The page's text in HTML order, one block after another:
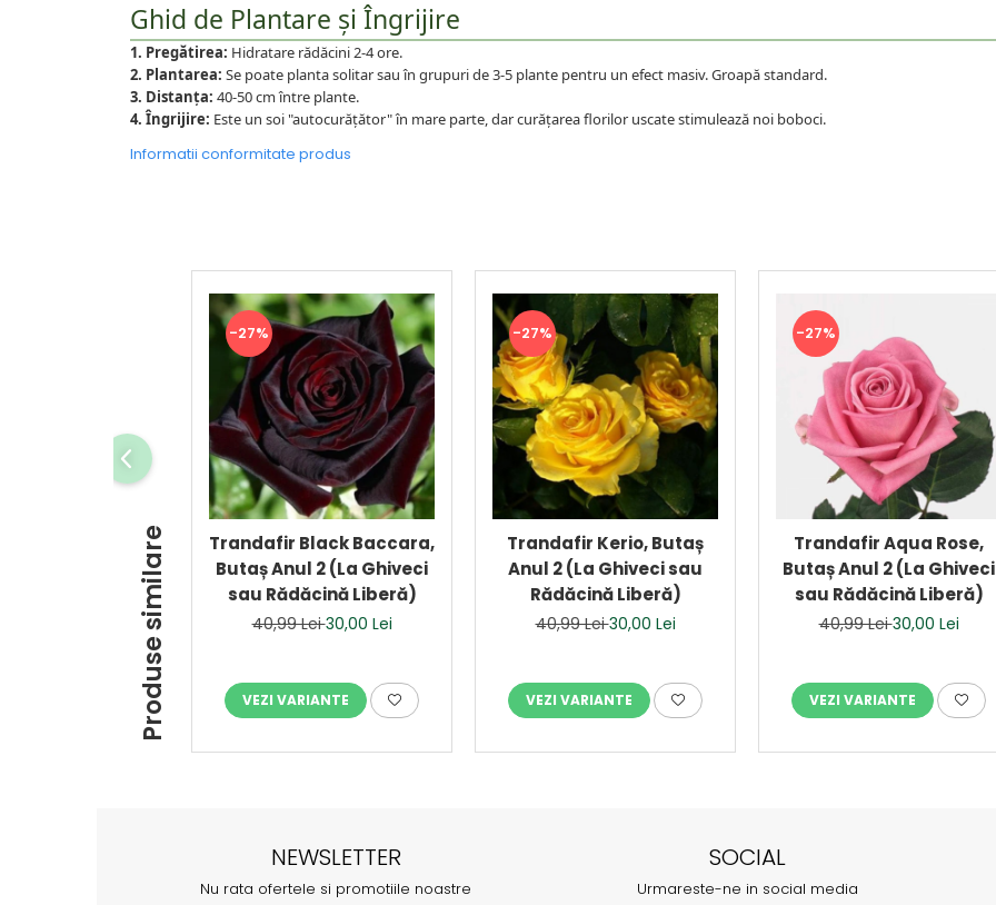
Ghid de Plantare și Îngrijire
1. Pregătirea: Hidratare rădăcini 2-4 ore.
2. Plantarea: Se poate planta solitar sau în grupuri de 3-5 plante pentru un efect masiv. Groapă standard.
3. Distanța: 40-50 cm între plante.
4. Îngrijire: Este un soi "autocurățător" în mare parte, dar curățarea florilor uscate stimulează noi boboci.
Informatii conformitate produs
Produse similare
-27%
Trandafir Black Baccara,
Butaș Anul 2 (La Ghiveci
sau Rădăcină Liberă)
40,99 Lei30,00 Lei
VEZI VARIANTE
-27%
Trandafir Kerio, Butaș
Anul 2 (La Ghiveci sau
Rădăcină Liberă)
40,99 Lei30,00 Lei
VEZI VARIANTE
-27%
Trandafir Aqua Rose,
Butaș Anul 2 (La Ghiveci
sau Rădăcină Liberă)
40,99 Lei30,00 Lei
VEZI VARIANTE
NEWSLETTER
Nu rata ofertele si promotiile noastre
SOCIAL
Urmareste-ne in social media